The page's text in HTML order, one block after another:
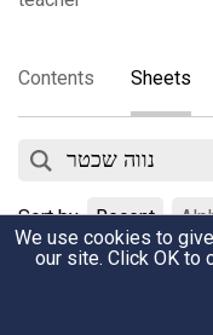
Contents Sheets
Sort by Recent
בלימוד תורה ובחיים
We use cookies to
our site. Click OK to